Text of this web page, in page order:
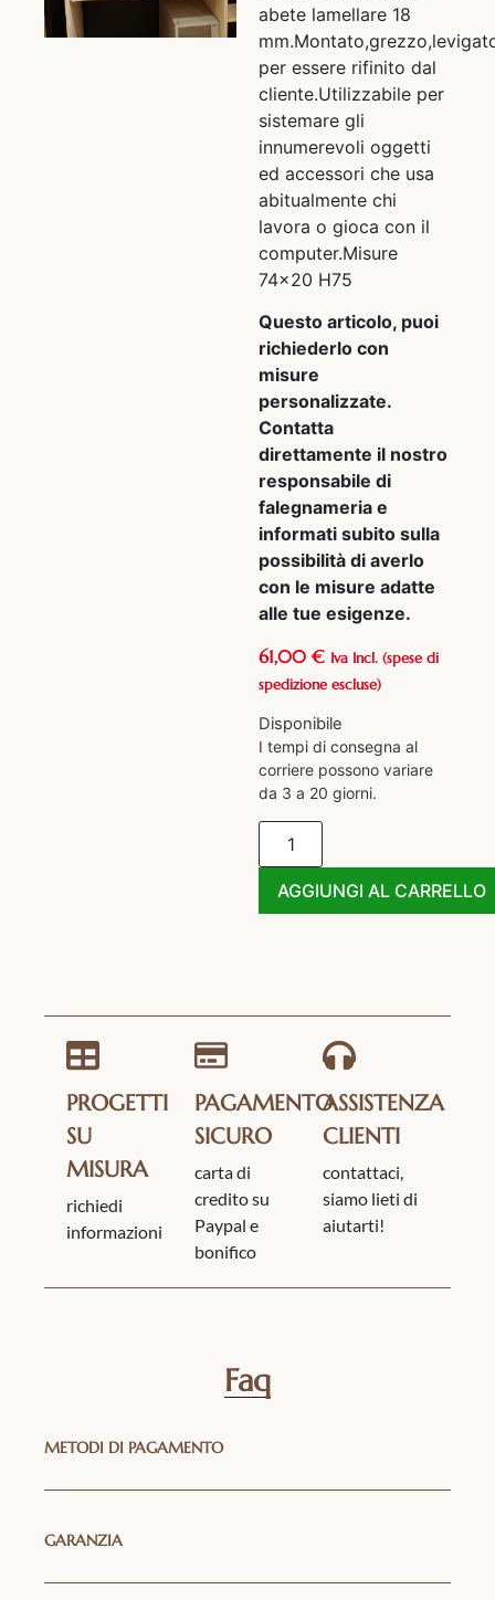
abete lamellare 18
per essere rifinito dal
cliente.Utilizzabile per
sistemare gli
innumerevoli oggetti
ed accessori che usa
abitualmente chi
lavora o gioca con il
computer.Misure
74×20 H75
Questo articolo, puoi
richiederlo con
misure
personalizzate.
Contatta
direttamente il nostro
responsabile di
falegnameria e
informati subito sulla
possibilità di averlo
con le misure adatte
alle tue esigenze.
61,00 € Iva Incl. (spese di
spedizione escluse)
Disponibile
I tempi di consegna al
corriere possono variare
da 3 a 20 giorni.
AGGIUNGI AL CARRELLO
PROGETTI
SU
MISURA
richiedi
informazioni
PAGAMENTO
SICURO
carta di
credito su
Paypal e
bonifico
ASSISTENZA
CLIENTI
contattaci,
siamo lieti di
aiutarti!
Faq
METODI DI PAGAMENTO
GARANZIA